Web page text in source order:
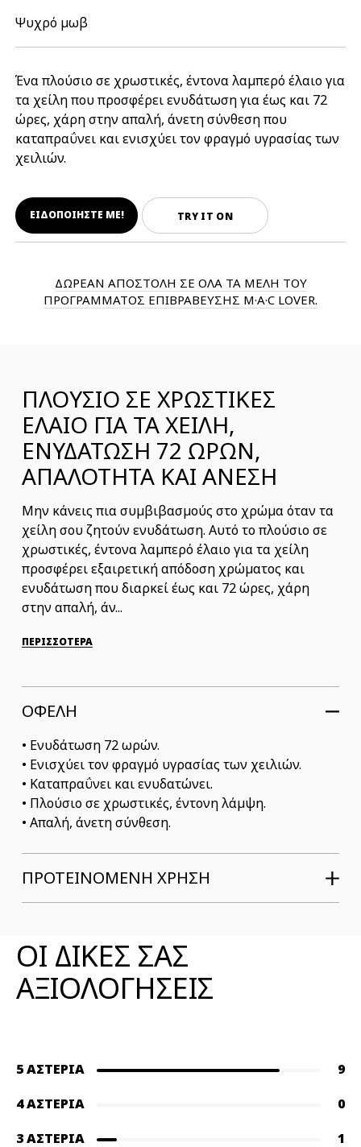
Ένα πλούσιο σε χρωστικές, έντονα λαμπερό έλαιο για
τα χείλη που προσφέρει ενυδάτωση για έως και 72
ώρες, χάρη στην απαλή, άνετη σύνθεση που
καταπραΰνει και ενισχύει τον φραγμό υγρασίας των
χειλιών.
Ψυχρό μωβ
TRY IT ON
ΕΙΔΟΠΟΙΗΣΤΕ ΜΕ!
ΔΩΡΕΑΝ ΑΠΟΣΤΟΛΗ ΣΕ ΟΛΑ ΤΑ ΜΕΛΗ ΤΟΥ
ΠΡΟΓΡΑΜΜΑΤΟΣ ΕΠΙΒΡΑΒΕΥΣΗΣ M·A·C LOVER.
ΠΛΟΥΣΙΟ ΣΕ ΧΡΩΣΤΙΚΕΣ
ΈΛΑΙΟ ΓΙΑ ΤΑ ΧΕΙΛΗ,
ΕΝΥΔΑΤΩΣΗ 72 ΩΡΩΝ,
ΑΠΑΛΟΤΗΤΑ ΚΑΙ ΆΝΕΣΗ
Μην κάνεις πια συμβιβασμούς στο χρώμα όταν τα
χείλη σου ζητούν ενυδάτωση. Αυτό το πλούσιο σε
χρωστικές, έντονα λαμπερό έλαιο για τα χείλη
προσφέρει εξαιρετική απόδοση χρώματος και
ενυδάτωση που διαρκεί έως και 72 ώρες, χάρη
στην απαλή, άν...
ΠΕΡΙΣΣΟΤΕΡΑ
ΟΦΕΛΗ
• Ενυδάτωση 72 ωρών.
• Ενισχύει τον φραγμό υγρασίας των χειλιών.
• Καταπραΰνει και ενυδατώνει.
• Πλούσιο σε χρωστικές, έντονη λάμψη.
• Απαλή, άνετη σύνθεση.
ΠΡΟΤΕΙΝΟΜΕΝΗ ΧΡΗΣΗ
ΟΙ ΔΙΚΕΣ ΣΑΣ
ΑΞΙΟΛΟΓΗΣΕΙΣ
5 ΑΣΤΈΡΙΑ
9
4 ΑΣΤΈΡΙΑ
0
3 ΑΣΤΈΡΙΑ
1